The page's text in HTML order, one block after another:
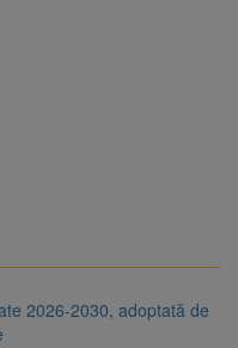
2026-2030, adoptată de